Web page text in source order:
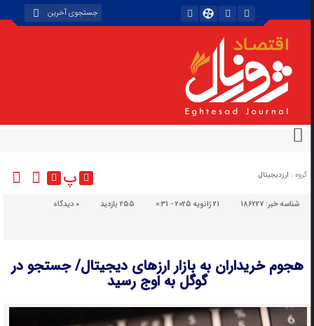
گروه : ارزدیجیتال پ
شناسه خبر:186227 21 ژانویه 2025 - 0:31 255 بازدید دیدگاه
هجوم خریداران به بازار ارزهای دیجیتال/ جستجو در
گوگل به اوج رسید